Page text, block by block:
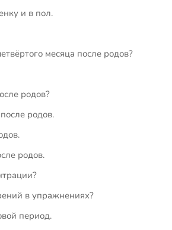
и в пол.
месяца после родов?
родов?
родов.
родов.
в упражнениях?
период.